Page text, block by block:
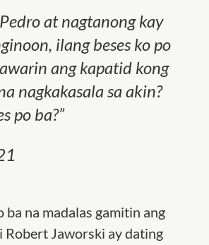
at nagtanong kay
ilang beses ko po
ang kapatid kong
nagkakasala sa akin?
po ba?”
ba na madalas gamitin ang
Robert Jaworski ay dating